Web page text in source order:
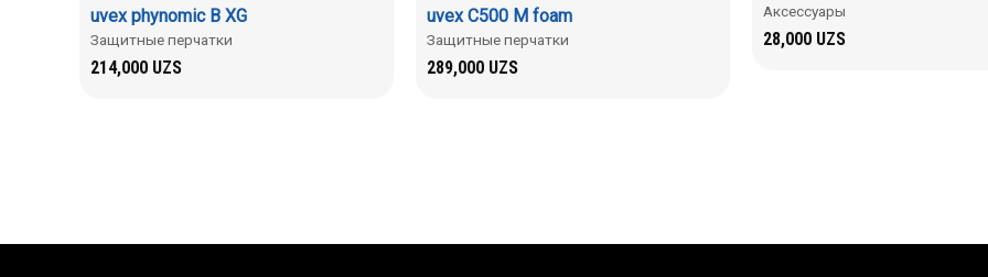
uvex phynomic B XG
Защитные перчатки
214,000 UZS
uvex C500 M foam
Защитные перчатки
289,000 UZS
Аксессуары
28,000 UZS